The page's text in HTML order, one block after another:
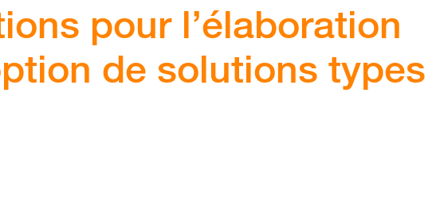
pour l’élaboration
de solutions types